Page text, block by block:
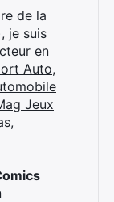
de la
je suis
en
Auto,
Jeux